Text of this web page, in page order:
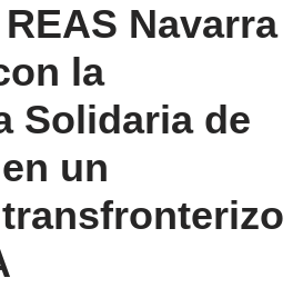
Navarra
la
Solidaria de
un